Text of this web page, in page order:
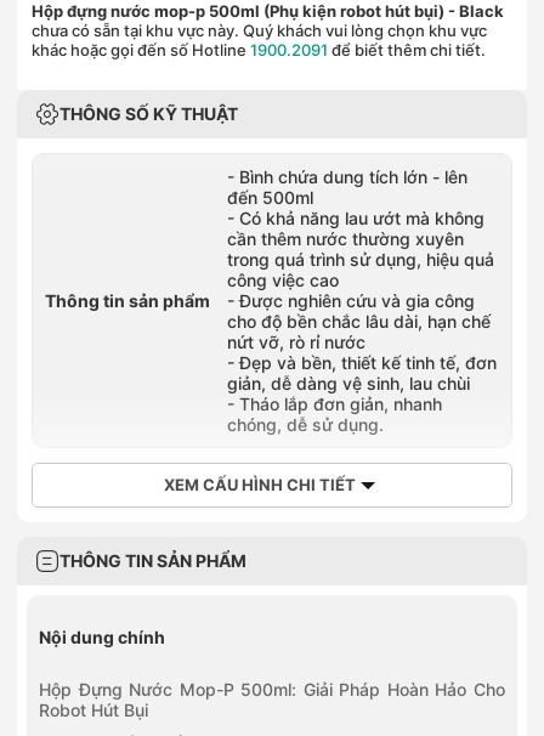
Hộp đựng nước mop-p 500ml (Phụ kiện robot hút bụi) - Black
chưa có sẵn tại khu vực này. Quý khách vui lòng chọn khu vực
khác hoặc gọi đến số Hotline 1900.2091 để biết thêm chi tiết.
THÔNG SỐ KỸ THUẬT
Thông tin sản phẩm
- Bình chứa dung tích lớn - lên
đến 500ml
- Có khả năng lau ướt mà không
cần thêm nước thường xuyên
trong quá trình sử dụng, hiệu quả
công việc cao
- Được nghiên cứu và gia công
cho độ bền chắc lâu dài, hạn chế
nứt vỡ, rò rỉ nước
- Đẹp và bền, thiết kế tinh tế, đơn
giản, dễ dàng vệ sinh, lau chùi
- Tháo lắp đơn giản, nhanh
chóng, dễ sử dụng.
XEM CẤU HÌNH CHI TIẾT
THÔNG TIN SẢN PHẨM
Nội dung chính
Hộp Đựng Nước Mop-P 500ml: Giải Pháp Hoàn Hảo Cho
Robot Hút Bụi